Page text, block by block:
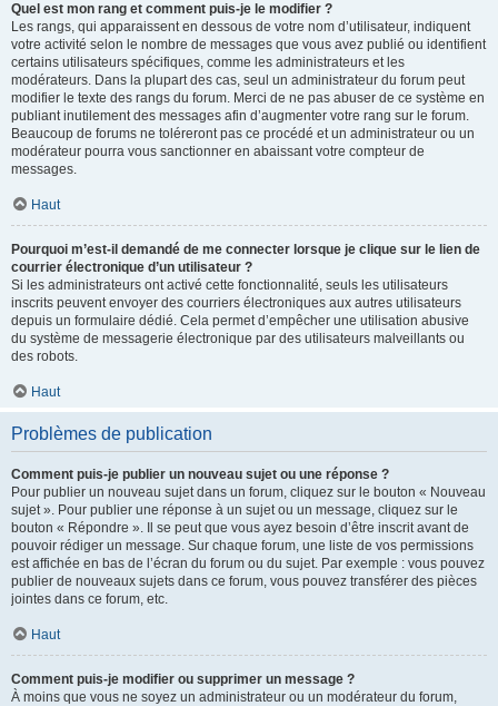
Quel est mon rang et comment puis-je le modifier ?
Les rangs, qui apparaissent en dessous de votre nom d’utilisateur, indiquent
votre activité selon le nombre de messages que vous avez publié ou identifient
certains utilisateurs spécifiques, comme les administrateurs et les
modérateurs. Dans la plupart des cas, seul un administrateur du forum peut
modifier le texte des rangs du forum. Merci de ne pas abuser de ce système en
publiant inutilement des messages afin d’augmenter votre rang sur le forum.
Beaucoup de forums ne toléreront pas ce procédé et un administrateur ou un
modérateur pourra vous sanctionner en abaissant votre compteur de
messages.
Haut
Pourquoi m’est-il demandé de me connecter lorsque je clique sur le lien de
courrier électronique d’un utilisateur ?
Si les administrateurs ont activé cette fonctionnalité, seuls les utilisateurs
inscrits peuvent envoyer des courriers électroniques aux autres utilisateurs
depuis un formulaire dédié. Cela permet d’empêcher une utilisation abusive
du système de messagerie électronique par des utilisateurs malveillants ou
des robots.
Haut
Problèmes de publication
Comment puis-je publier un nouveau sujet ou une réponse ?
Pour publier un nouveau sujet dans un forum, cliquez sur le bouton « Nouveau
sujet ». Pour publier une réponse à un sujet ou un message, cliquez sur le
bouton « Répondre ». Il se peut que vous ayez besoin d’être inscrit avant de
pouvoir rédiger un message. Sur chaque forum, une liste de vos permissions
est affichée en bas de l’écran du forum ou du sujet. Par exemple : vous pouvez
publier de nouveaux sujets dans ce forum, vous pouvez transférer des pièces
jointes dans ce forum, etc.
Haut
Comment puis-je modifier ou supprimer un message ?
À moins que vous ne soyez un administrateur ou un modérateur du forum,